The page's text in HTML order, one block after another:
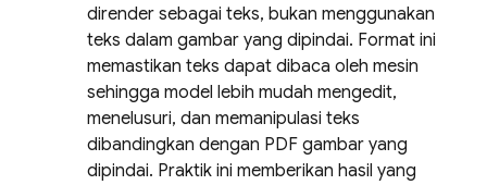
dirender sebagai teks, bukan menggunakan
teks dalam gambar yang dipindai. Format ini
memastikan teks dapat dibaca oleh mesin
sehingga model lebih mudah mengedit,
menelusuri, dan memanipulasi teks
dibandingkan dengan PDF gambar yang
dipindai. Praktik ini memberikan hasil yang